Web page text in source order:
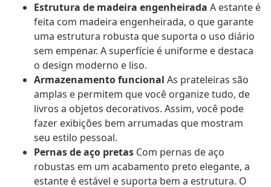
Estrutura de madeira engenheirada A estante é
feita com madeira engenheirada, o que garante
uma estrutura robusta que suporta o uso diário
sem empenar. A superfície é uniforme e destaca
o design moderno e liso.
Armazenamento funcional As prateleiras são
amplas e permitem que você organize tudo, de
livros a objetos decorativos. Assim, você pode
fazer exibições bem arrumadas que mostram
seu estilo pessoal.
Pernas de aço pretas Com pernas de aço
robustas em um acabamento preto elegante, a
estante é estável e suporta bem a estrutura. O